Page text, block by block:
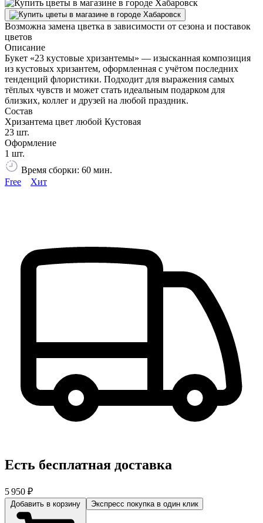
Возможна замена цветка в зависимости от сезона и поставок
цветов
Описание
Букет «23 кустовые хризантемы» — изысканная композиция
из кустовых хризантем, оформленная с учётом последних
тенденций флористики. Подходит для выражения самых
тёплых чувств и может стать идеальным подарком для
близких, коллег и друзей на любой праздник.
Состав
Хризантема цвет любой Кустовая
23 шт.
Оформление
1 шт.
Время сборки: 60 мин.
Free
Хит
Есть бесплатная доставка
5 950 ₽
Экспресс покупка в один клик